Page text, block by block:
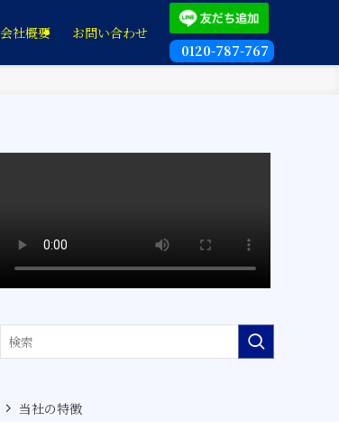
会社概要
お問い合わせ
0120-787-767
当社の特徴